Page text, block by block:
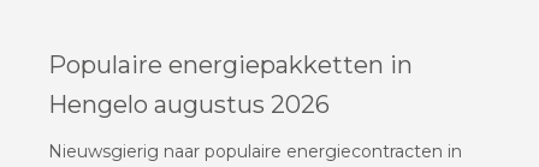
Populaire energiepakketten in
Hengelo augustus 2026
Nieuwsgierig naar populaire energiecontracten in